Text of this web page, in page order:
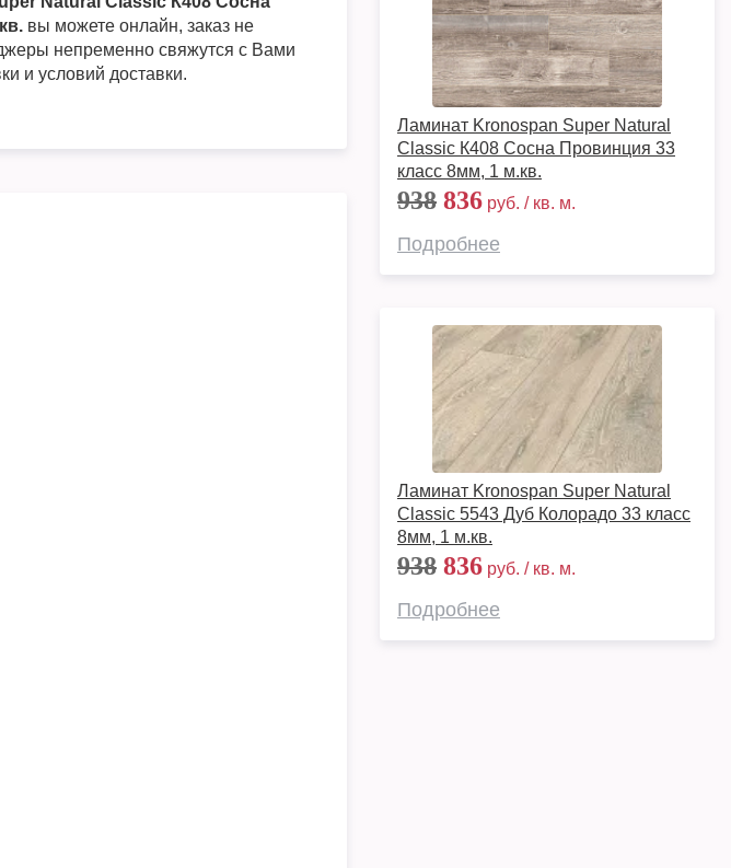
вы можете онлайн, заказ не
непременно свяжутся с Вами
и условий доставки.
Ламинат Kronospan Super Natural
Classic К408 Сосна Провинция 33
класс 8мм, 1 м.кв.
938 836 руб. / кв. м.
Подробнее
Ламинат Kronospan Super Natural
Classic 5543 Дуб Колорадо 33 класс
8мм, 1 м.кв.
938 836 руб. / кв. м.
Подробнее